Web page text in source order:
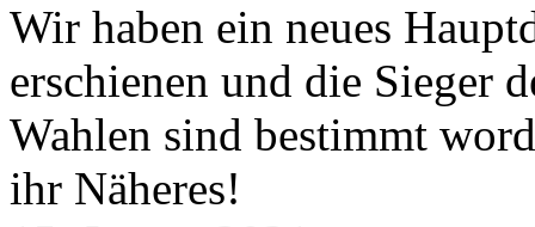
Wir haben ein neues
erschienen und die Sieger
Wahlen sind bestimmt
ihr Näheres!